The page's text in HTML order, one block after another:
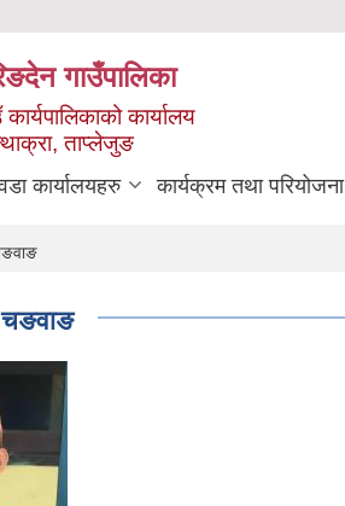
गाउँपालिका
कार्यपालिकाको कार्यालय
ताप्लेजुङ
कार्यालयहरु कार्यक्रम तथा परियोजना
चङवाङ